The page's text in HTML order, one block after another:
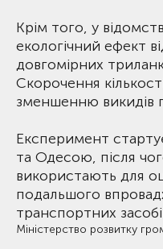
Крім того, у
екологічний ефект
довгомірних
Скорочення
зменшенню викидів
Експеримент
та Одесою, після
використають для
подальшого
транспортних
Міністерство розвитку